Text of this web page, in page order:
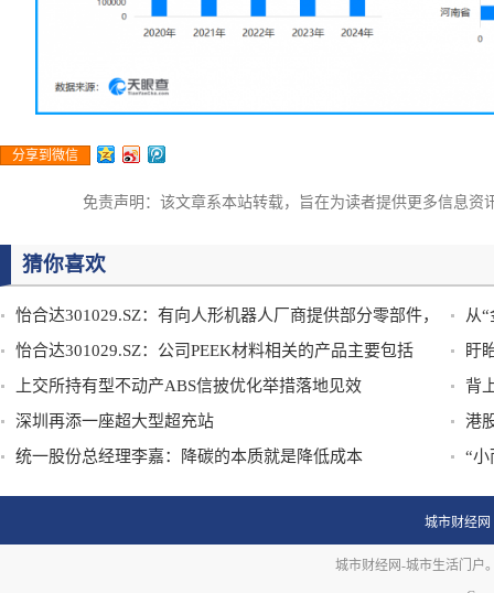
分享到微信
免责声明：该文章系本站转载，旨在为读者提供更多信息
猜你喜欢
怡合达301029.SZ：有向人形机器人厂商提供部分零部件，
但占比较低
从
怡合达301029.SZ：公司PEEK材料相关的产品主要包括
PEEK树脂
盱
上交所持有型不动产ABS信披优化举措落地见效
背
深圳再添一座超大型超充站
港
统一股份总经理李嘉：降碳的本质就是降低成本
“小
城市财经网
城市财经网-城市生活门户